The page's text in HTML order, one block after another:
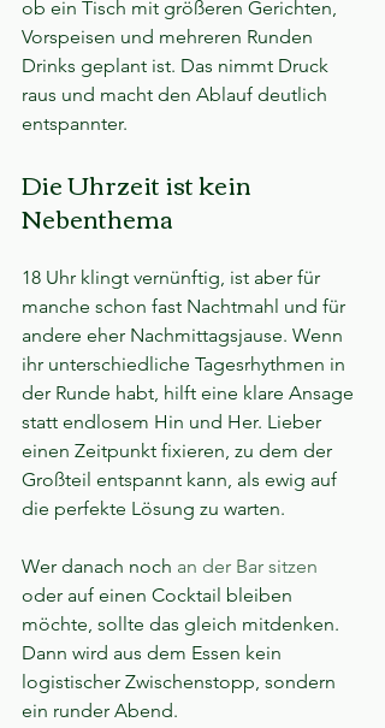
ob ein Tisch mit größeren Gerichten,
Vorspeisen und mehreren Runden
Drinks geplant ist. Das nimmt Druck
raus und macht den Ablauf deutlich
entspannter.
Die Uhrzeit ist kein
Nebenthema
18 Uhr klingt vernünftig, ist aber für
manche schon fast Nachtmahl und für
andere eher Nachmittagsjause. Wenn
ihr unterschiedliche Tagesrhythmen in
der Runde habt, hilft eine klare Ansage
statt endlosem Hin und Her. Lieber
einen Zeitpunkt fixieren, zu dem der
Großteil entspannt kann, als ewig auf
die perfekte Lösung zu warten.
Wer danach noch an der Bar sitzen
oder auf einen Cocktail bleiben
möchte, sollte das gleich mitdenken.
Dann wird aus dem Essen kein
logistischer Zwischenstopp, sondern
ein runder Abend.